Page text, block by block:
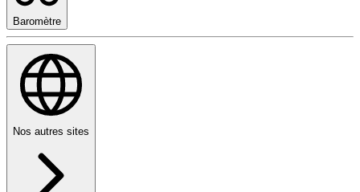
Baromètre
Nos autres sites